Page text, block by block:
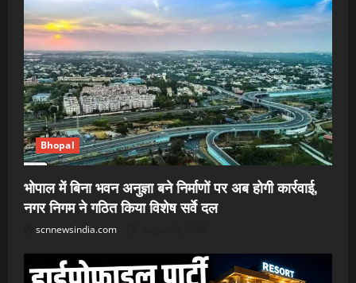
Bhopal
भोपाल में बिना भवन अनुज्ञा बने निर्माणों पर अब होगी कार्रवाई,
नगर निगम ने गठित किया विशेष सर्वे दल
scnnewsindia.com